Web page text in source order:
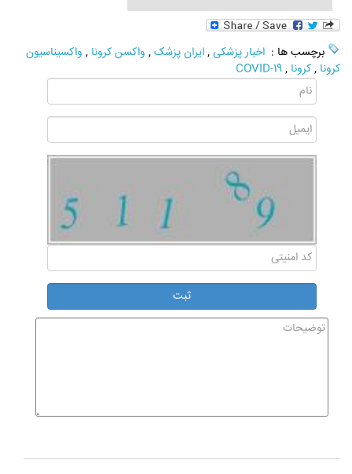
برچسب ها : اخبار پزشکی,ایران پزشک, واکسن کرونا , واکسیناسیون
کرونا ,کرونا ,
COVID-19